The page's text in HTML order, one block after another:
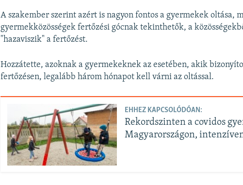
A szakember szerint azért is nagyon fontos a gyermekek oltása,
gyermekközösségek fertőzési gócnak tekinthetők, a
"hazaviszik" a fertőzést.
Hozzátette, azoknak a gyermekeknek az esetében, akik
fertőzésen, legalább három hónapot kell várni az oltással.
EHHEZ KAPCSOLÓDÓAN:
Rekordszinten a covidos
Magyarországon,